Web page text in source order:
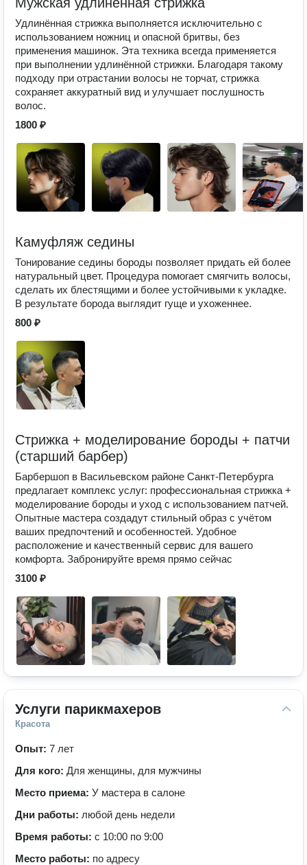
Удлинённая стрижка выполняется исключительно с
использованием ножниц и опасной бритвы, без
применения машинок. Эта техника всегда применяется
при выполнении удлинённой стрижки. Благодаря такому
подходу при отрастании волосы не торчат, стрижка
сохраняет аккуратный вид и улучшает послушность
волос.
1800 ₽
Камуфляж седины
Тонирование седины бороды позволяет придать ей более
натуральный цвет. Процедура помогает смягчить волосы,
сделать их блестящими и более устойчивыми к укладке.
В результате борода выглядит гуще и ухоженнее.
800 ₽
Стрижка + моделирование бороды + патчи
(старший барбер)
Барбершоп в Васильевском районе Санкт-Петербурга
предлагает комплекс услуг: профессиональная стрижка +
моделирование бороды и уход с использованием патчей.
Опытные мастера создадут стильный образ с учётом
ваших предпочтений и особенностей. Удобное
расположение и качественный сервис для вашего
комфорта. Забронируйте время прямо сейчас
3100 ₽
Услуги парикмахеров
Красота
Опыт: 7 лет
Для кого: Для женщины, для мужчины
Место приема: У мастера в салоне
Дни работы: любой день недели
Время работы: с 10:00 по 9:00
Место работы: по адресу